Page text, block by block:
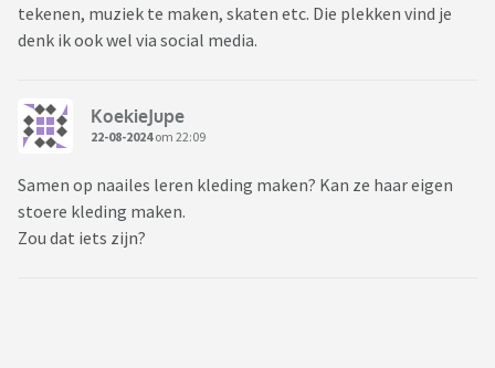
tekenen, muziek te maken, skaten etc. Die plekken vind je
denk ik ook wel via social media.
KoekieJupe
22-08-2024om 22:09
Samen op naailes leren kleding maken? Kan ze haar eigen
stoere kleding maken.
Zou dat iets zijn?